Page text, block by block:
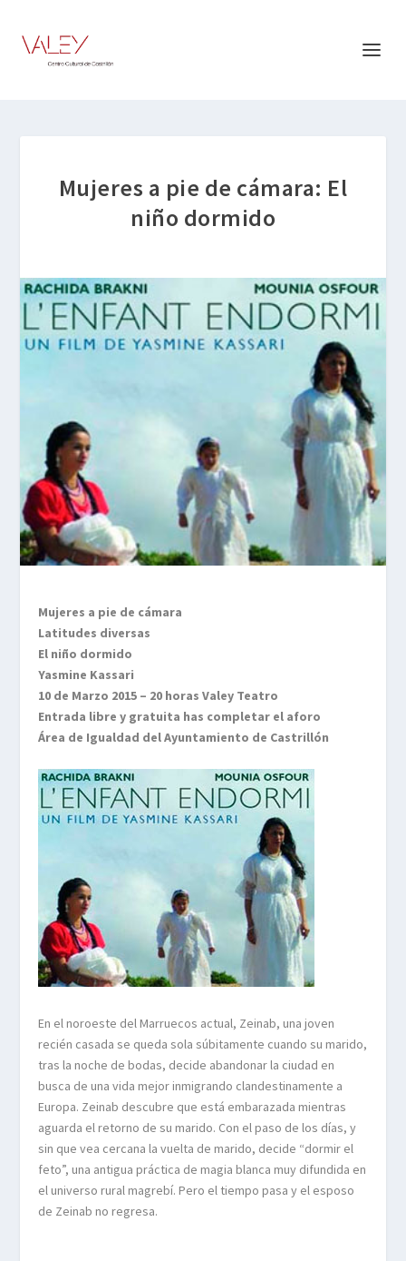
Mujeres a pie de cámara: El
niño dormido
Mujeres a pie de cámara
Latitudes diversas
El niño dormido
Yasmine Kassari
10 de Marzo 2015 – 20 horas Valey Teatro
Entrada libre y gratuita has completar el aforo
Área de Igualdad del Ayuntamiento de Castrillón
En el noroeste del Marruecos actual, Zeinab, una joven
recién casada se queda sola súbitamente cuando su marido,
tras la noche de bodas, decide abandonar la ciudad en
busca de una vida mejor inmigrando clandestinamente a
Europa. Zeinab descubre que está embarazada mientras
aguarda el retorno de su marido. Con el paso de los días, y
sin que vea cercana la vuelta de marido, decide “dormir el
feto”, una antigua práctica de magia blanca muy difundida en
el universo rural magrebí. Pero el tiempo pasa y el esposo
de Zeinab no regresa.